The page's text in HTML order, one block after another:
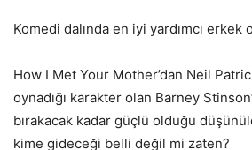
Komedi dalında en iyi yardımcı erkek
How I Met Your Mother’dan Neil
oynadığı karakter olan Barney
bırakacak kadar güçlü olduğu
kime gideceği belli değil mi zaten?